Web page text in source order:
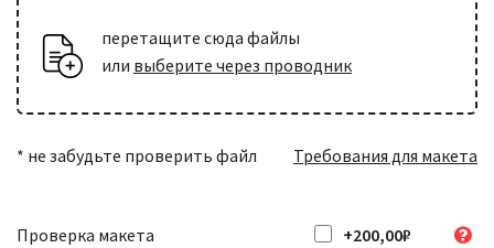
пунктирная линия с отверстиями для
Скругление углов
перетащите сюда файлы
или выберите через проводник
* не забудьте проверить файл Требования для макета
Проверка макета +200,00₽